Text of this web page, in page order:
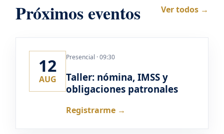
Próximos eventos Ver todos →
12
AUG
Presencial · 09:30
Taller: nómina, IMSS y
obligaciones patronales
Registrarme →